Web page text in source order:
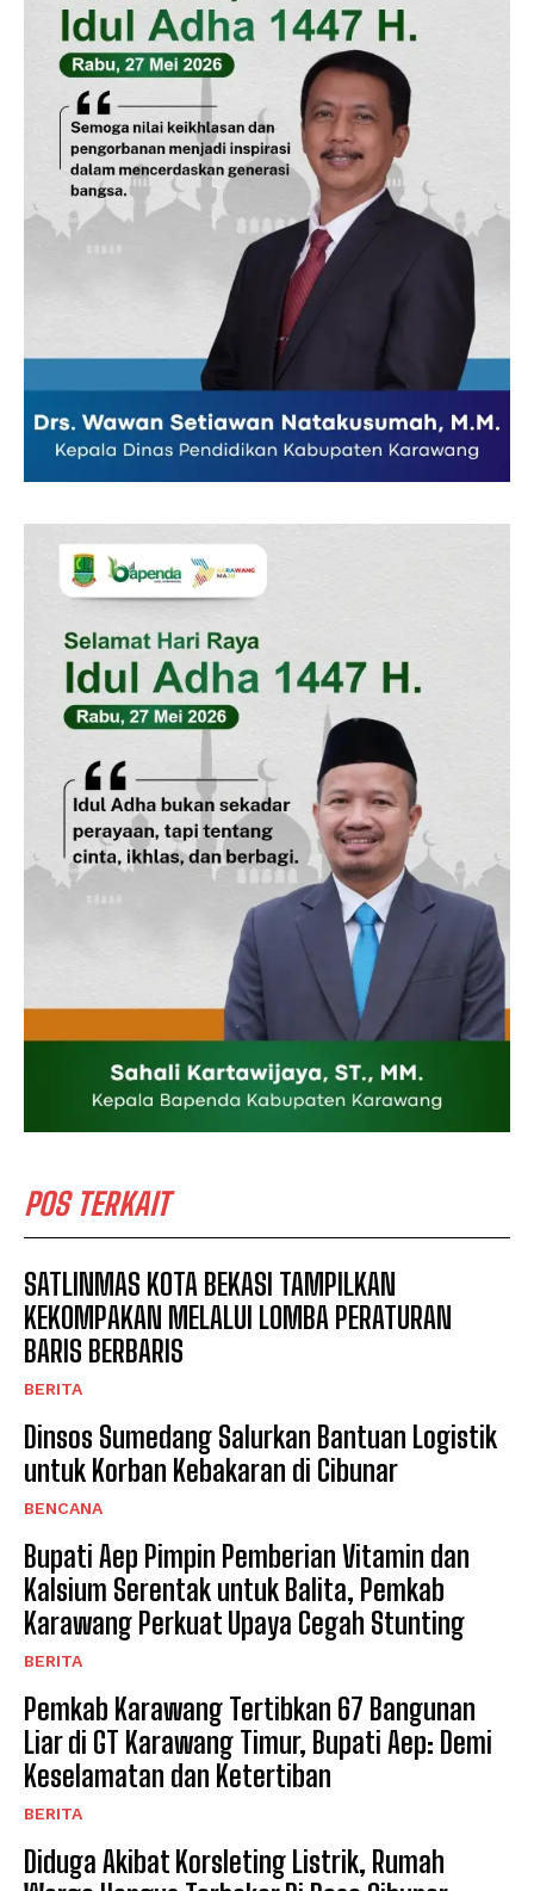
SUBSCRIBE NOW
Company
Disclaimer
Redaksi
Pedoman Media Siber
Indeks Berita
POS TERKAIT
SATLINMAS KOTA BEKASI TAMPILKAN
KEKOMPAKAN MELALUI LOMBA PERATURAN
BARIS BERBARIS
BERITA
Dinsos Sumedang Salurkan Bantuan Logistik
untuk Korban Kebakaran di Cibunar
BENCANA
Bupati Aep Pimpin Pemberian Vitamin dan
Kalsium Serentak untuk Balita, Pemkab
Karawang Perkuat Upaya Cegah Stunting
BERITA
Pemkab Karawang Tertibkan 67 Bangunan
Liar di GT Karawang Timur, Bupati Aep: Demi
Keselamatan dan Ketertiban
BERITA
Diduga Akibat Korsleting Listrik, Rumah